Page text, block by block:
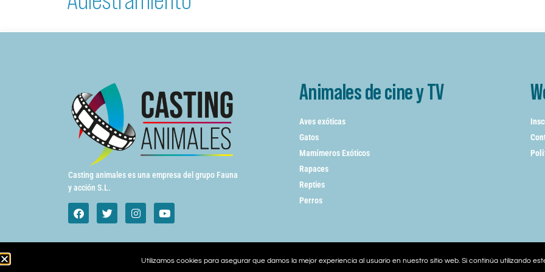
Casting animales es una empresa del grupo Fauna
y acción S.L.
Animales de cine y TV
Aves exóticas
Gatos
Mamímeros Exóticos
Rapaces
Repties
Perros
Utilizamos cookies para asegurar que damos la mejor experiencia al usuario en nuestro sitio web. Si continúa utilizando